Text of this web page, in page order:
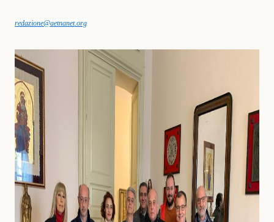
redazione@aetnanet.org